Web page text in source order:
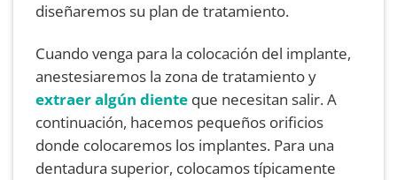
diseñaremos su plan de tratamiento.
Cuando venga para la colocación del implante,
anestesiaremos la zona de tratamiento y
extraer algún diente que necesitan salir. A
continuación, hacemos pequeños orificios
donde colocaremos los implantes. Para una
dentadura superior, colocamos típicamente